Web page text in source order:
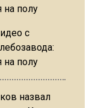
с
на полу